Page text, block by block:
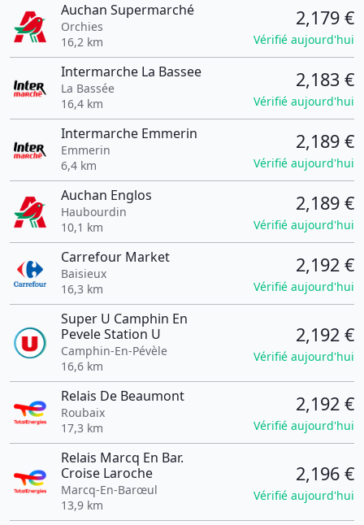
Auchan Supermarché
Orchies
16,2 km
2,179 €
Vérifié aujourd'hui
Intermarche La Bassee
La Bassée
16,4 km
2,183 €
Vérifié aujourd'hui
Intermarche Emmerin
Emmerin
6,4 km
2,189 €
Vérifié aujourd'hui
Auchan Englos
Haubourdin
10,1 km
2,189 €
Vérifié aujourd'hui
Carrefour Market
Baisieux
16,3 km
2,192 €
Vérifié aujourd'hui
Super U Camphin En
Pevele Station U
Camphin-En-Pévèle
16,6 km
2,192 €
Vérifié aujourd'hui
Relais De Beaumont
Roubaix
17,3 km
2,192 €
Vérifié aujourd'hui
Relais Marcq En Bar.
Croise Laroche
Marcq-En-Barœul
13,9 km
2,196 €
Vérifié aujourd'hui